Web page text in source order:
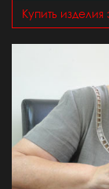
Купить изделия